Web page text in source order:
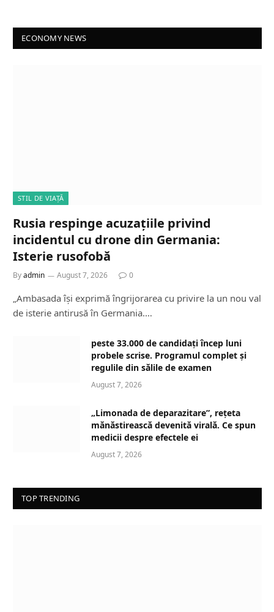
ECONOMY NEWS
STIL DE VIAȚĂ
Rusia respinge acuzațiile privind
incidentul cu drone din Germania:
Isterie rusofobă
Byadmin August 7, 2026 0
„Ambasada își exprimă îngrijorarea cu privire la un nou val
de isterie antirusă în Germania.…
peste 33.000 de candidați încep luni
probele scrise. Programul complet și
regulile din sălile de examen
August 7, 2026
„Limonada de deparazitare”, rețeta
mănăstirească devenită virală. Ce spun
medicii despre efectele ei
August 7, 2026
TOP TRENDING